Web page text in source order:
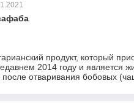
продукт, который
2014 году и является
после отваривания бобовых